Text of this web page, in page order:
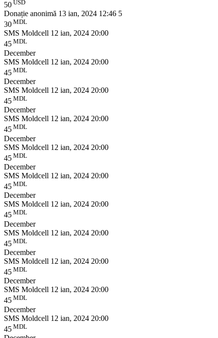
50 USD
Donație anonimă 13 ian, 2024 12:46 5
30 MDL
SMS Moldcell 12 ian, 2024 20:00
45 MDL
December
SMS Moldcell 12 ian, 2024 20:00
45 MDL
December
SMS Moldcell 12 ian, 2024 20:00
45 MDL
December
SMS Moldcell 12 ian, 2024 20:00
45 MDL
December
SMS Moldcell 12 ian, 2024 20:00
45 MDL
December
SMS Moldcell 12 ian, 2024 20:00
45 MDL
December
SMS Moldcell 12 ian, 2024 20:00
45 MDL
December
SMS Moldcell 12 ian, 2024 20:00
45 MDL
December
SMS Moldcell 12 ian, 2024 20:00
45 MDL
December
SMS Moldcell 12 ian, 2024 20:00
45 MDL
December
SMS Moldcell 12 ian, 2024 20:00
45 MDL